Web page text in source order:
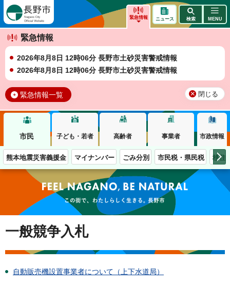
緊急情報
緊急情報
2026年8月8日 12時06分 長野市土砂災害警戒情報
2026年8月8日 12時06分 長野市土砂災害警戒情報
緊急情報一覧 閉じる
ニュース 検索 MENU
市民 子ども・若者 高齢者 事業者 市政情報
熊本地震災害義援金 マイナンバー ごみ分別 市民税・県民税 移住
この街で、わたしらしく生きる。長野市
一般競争入札
自動販売機設置事業者について（上下水道局）